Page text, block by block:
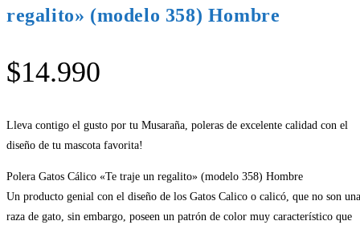
regalito» (modelo 358) Hombre
$14.990
Lleva contigo el gusto por tu Musaraña, poleras de excelente calidad con el
diseño de tu mascota favorita!
Polera Gatos Cálico «Te traje un regalito» (modelo 358) Hombre
Un producto genial con el diseño de los Gatos Calico o calicó, que no son una
raza de gato, sin embargo, poseen un patrón de color muy característico que